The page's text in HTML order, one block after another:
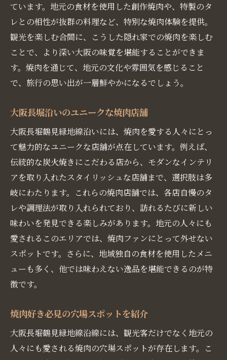
ています。地元の食材を使用した創作焼肉や、特製のタ
レとの相性が抜群の料理など、特別な焼肉体験を提供。
観光を楽しむ合間に、こうした隠れ家での焼肉を楽しむ
ことで、より深い大阪の味覚を堪能することができま
す。焼肉を通じて、地元の文化や雰囲気を感じること
で、旅行の思い出が一層鮮やかになるでしょう。
大阪長堀沿いのユニークな焼肉店舗
大阪長堀鶴見緑地線沿いには、焼肉を愛する人々にとっ
て魅力的なユニークな店舗が点在しています。例えば、
伝統的な炭火焼きにこだわる店から、モダンなインテリ
アを取り入れたスタイリッシュな店舗まで、選択肢は多
岐にわたります。これらの焼肉店舗では、各店自慢のタ
レや調理法が取り入れられており、訪れるたびに新しい
味わいを発見できる楽しみがあります。地元の人々にも
愛されるこのエリアでは、焼肉ファンにとって外せない
スポットです。さらに、地域独自の食材を使用したメニ
ューも多く、他では味わえない逸品を堪能できるのが特
徴です。
焼肉好き必見の穴場スポットを紹介
大阪長堀鶴見緑地線沿線には、観光客だけでなく地元の
人々にも愛される焼肉の穴場スポットが存在します。こ